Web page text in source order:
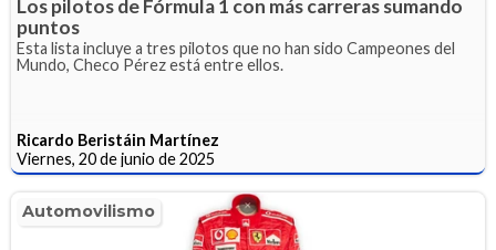
Los pilotos de Fórmula 1 con más carreras sumando
puntos
Esta lista incluye a tres pilotos que no han sido Campeones del
Mundo, Checo Pérez está entre ellos.
Ricardo Beristáin Martínez
Viernes, 20 de junio de 2025
Automovilismo